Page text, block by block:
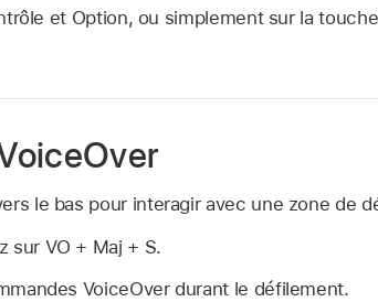
et Option, ou simplement sur la
le bas pour interagir avec une zone de
sur VO + Maj + S.
VoiceOver durant le défilement.